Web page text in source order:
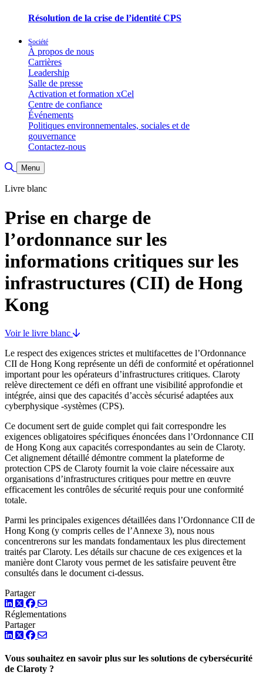
Résolution de la crise de l’identité CPS
Société
À propos de nous
Carrières
Leadership
Salle de presse
Activation et formation xCel
Centre de confiance
Événements
Politiques environnementales, sociales et de
gouvernance
Contactez-nous
Basculer la recherche
Menu
Livre blanc
Prise en charge de
l’ordonnance sur les
informations critiques sur les
infrastructures (CII) de Hong
Kong
Voir le livre blanc
Le respect des exigences strictes et multifacettes de l’Ordonnance
CII de Hong Kong représente un défi de conformité et opérationnel
important pour les opérateurs d’infrastructures critiques. Claroty
relève directement ce défi en offrant une visibilité approfondie et
intégrée, ainsi que des capacités d’accès sécurisé adaptées aux
cyberphysique -systèmes (CPS).
Ce document sert de guide complet qui fait correspondre les
exigences obligatoires spécifiques énoncées dans l’Ordonnance CII
de Hong Kong aux capacités correspondantes au sein de Claroty.
Cet alignement détaillé démontre comment la plateforme de
protection CPS de Claroty fournit la voie claire nécessaire aux
organisations d’infrastructures critiques pour mettre en œuvre
efficacement les contrôles de sécurité requis pour une conformité
totale.
Parmi les principales exigences détaillées dans l’Ordonnance CII de
Hong Kong (y compris celles de l’Annexe 3), nous nous
concentrerons sur les mandats fondamentaux les plus directement
traités par Claroty. Les détails sur chacune de ces exigences et la
manière dont Claroty vous permet de les satisfaire peuvent être
consultés dans le document ci-dessus.
Partager
LinkedIn
TwitterFacebook
Réglementations
Partager
LinkedIn
TwitterFacebook
Vous souhaitez en savoir plus sur les solutions de cybersécurité
de Claroty ?